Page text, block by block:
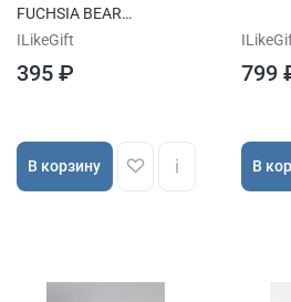
FUCHSIA BEAR
4,5х3,5х8см
ILikeGift
395 ₽
В корзину
799
В